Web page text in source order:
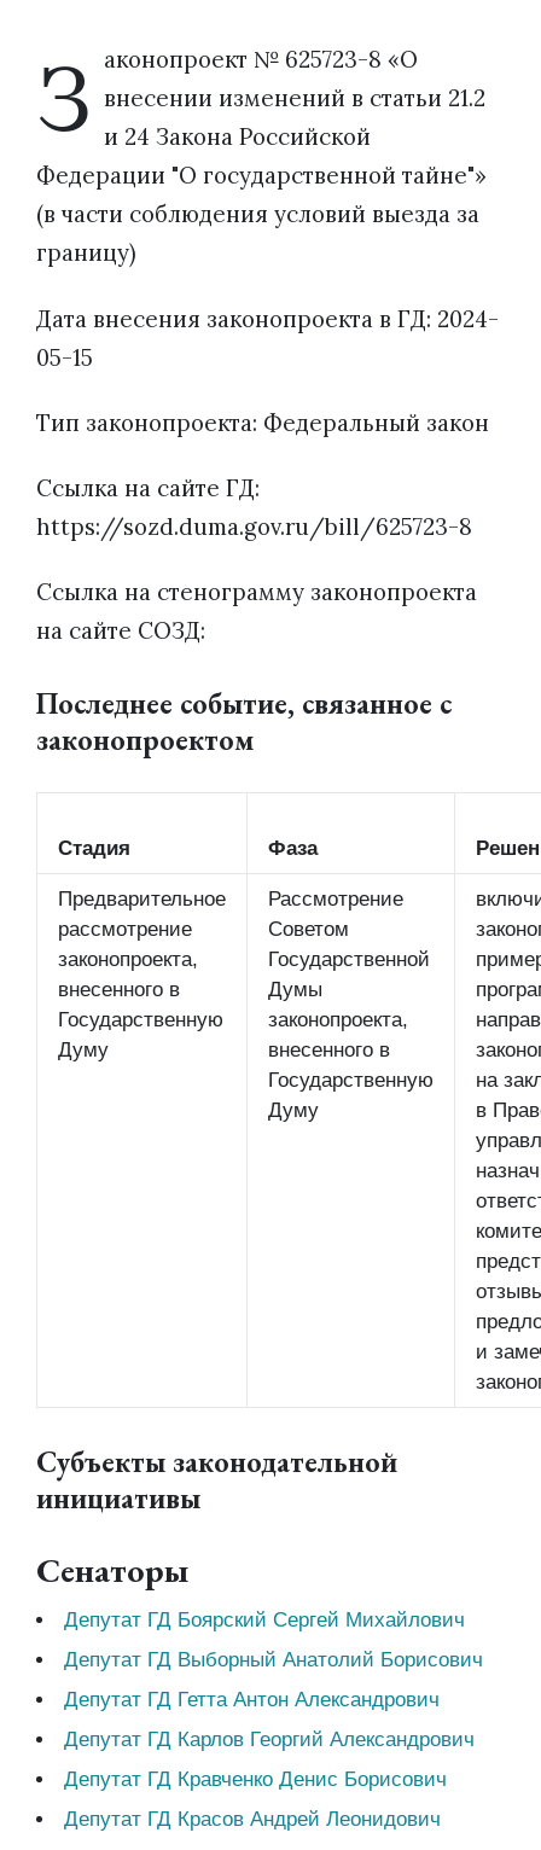
З аконопроект № 625723-8 «О
внесении изменений в статьи 21.2
и 24 Закона Российской
Федерации "О государственной тайне"»
(в части соблюдения условий выезда за
границу)
Дата внесения законопроекта в ГД: 2024-
05-15
Тип законопроекта: Федеральный закон
Ссылка на сайте ГД:
https://sozd.duma.gov.ru/bill/625723-8
Ссылка на стенограмму законопроекта
на сайте СОЗД:
Последнее событие, связанное с
законопроектом
Стадия Фаза
Предварительное
рассмотрение
законопроекта,
внесенного в
Государственную
Думу
Рассмотрение
Советом
Государственной
Думы
законопроекта,
внесенного в
Государственную
Думу
на
в
и
Субъекты законодательной
инициативы
Сенаторы
Депутат ГД Боярский Сергей Михайлович
Депутат ГД Выборный Анатолий Борисович
Депутат ГД Гетта Антон Александрович
Депутат ГД Карлов Георгий Александрович
Депутат ГД Кравченко Денис Борисович
Депутат ГД Красов Андрей Леонидович